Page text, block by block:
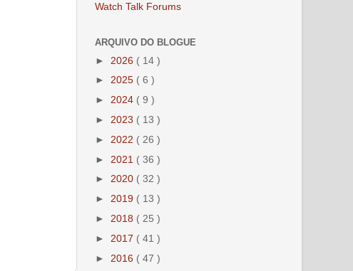
Watch Talk Forums
ARQUIVO DO BLOGUE
► 2026 ( 14 )
► 2025 ( 6 )
► 2024 ( 9 )
► 2023 ( 13 )
► 2022 ( 26 )
► 2021 ( 36 )
► 2020 ( 32 )
► 2019 ( 13 )
► 2018 ( 25 )
► 2017 ( 41 )
► 2016 ( 47 )